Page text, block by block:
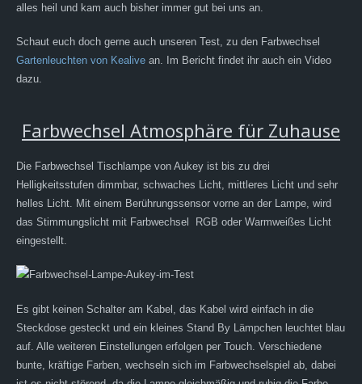
alles heil und kam auch bisher immer gut bei uns an.
Schaut euch doch gerne auch unseren Test, zu den Farbwechsel
Gartenleuchten von Kealivean. Im Bericht findet ihr auch ein Video
dazu.
Farbwechsel Atmosphäre für Zuhause
Die Farbwechsel Tischlampe von Aukey ist bis zu drei
Helligkeitsstufen dimmbar, schwaches Licht, mittleres Licht und sehr
helles Licht. Mit einem Berührungssensor vorne an der Lampe, wird
das Stimmungslicht mit Farbwechsel RGB oder Warmweißes Licht
eingestellt.
Es gibt keinen Schalter am Kabel, das Kabel wird einfach in die
Steckdose gesteckt und ein kleines Stand By Lämpchen leuchtet blau
auf. Alle weiteren Einstellungen erfolgen per Touch. Verschiedene
bunte, kräftige Farben, wechseln sich im Farbwechselspiel ab, dabei